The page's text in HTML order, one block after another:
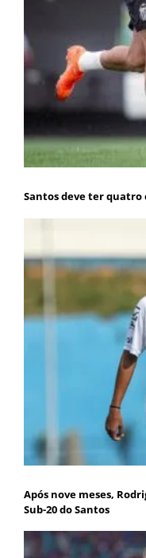
Santos deve ter
Após nove meses,
Sub-20 do Santos